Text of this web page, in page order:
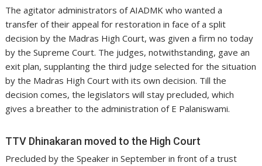
The agitator administrators of AIADMK who wanted a
transfer of their appeal for restoration in face of a split
decision by the Madras High Court, was given a firm no today
by the Supreme Court. The judges, notwithstanding, gave an
exit plan, supplanting the third judge selected for the situation
by the Madras High Court with its own decision. Till the
decision comes, the legislators will stay precluded, which
gives a breather to the administration of E Palaniswami.
TTV Dhinakaran moved to the High Court
Precluded by the Speaker in September in front of a trust